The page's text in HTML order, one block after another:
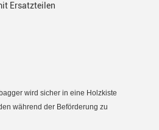
Ersatzteilen
wird sicher in eine Holzkiste
während der Beförderung zu